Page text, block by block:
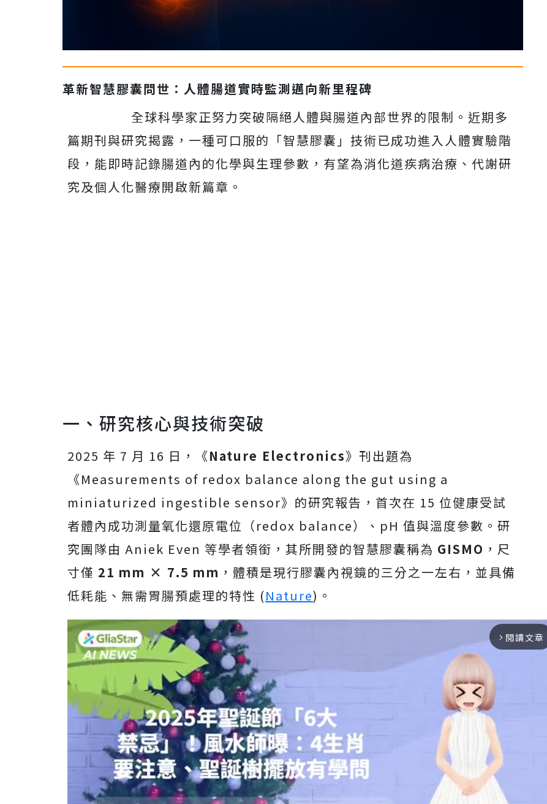
革新智慧膠囊問世：人體腸道實時監測邁向新里程碑
全球科學家正努力突破隔絕人體與腸道內部世界的限制。近期多
篇期刊與研究揭露，一種可口服的「智慧膠囊」技術已成功進入人體實驗階
段，能即時記錄腸道內的化學與生理參數，有望為消化道疾病治療、代謝研
究及個人化醫療開啟新篇章。
一、研究核心與技術突破
2025 年 7 月 16 日，《Nature Electronics》刊出題為
《Measurements of redox balance along the gut using a
miniaturized ingestible sensor》的研究報告，首次在 15 位健康受試
者體內成功測量氧化還原電位（redox balance）、pH 值與溫度參數。研
究團隊由 Aniek Even 等學者領銜，其所開發的智慧膠囊稱為 GISMO ，尺
寸僅 21 mm × 7.5 mm ，體積是現行膠囊內視鏡的三分之一左右，並具備
低耗能、無需胃腸預處理的特性 (Nature)。
arrow_forward_ios 閱讀文章